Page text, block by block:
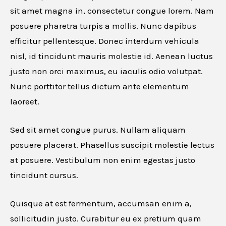
Website URL
Cancel
sit amet magna in, consectetur congue lorem. Nam
posuere pharetra turpis a mollis. Nunc dapibus
efficitur pellentesque. Donec interdum vehicula
nisl, id tincidunt mauris molestie id. Aenean luctus
justo non orci maximus, eu iaculis odio volutpat.
Nunc porttitor tellus dictum ante elementum
laoreet.
Sed sit amet congue purus. Nullam aliquam
posuere placerat. Phasellus suscipit molestie lectus
at posuere. Vestibulum non enim egestas justo
tincidunt cursus.
Quisque at est fermentum, accumsan enim a,
sollicitudin justo. Curabitur eu ex pretium quam